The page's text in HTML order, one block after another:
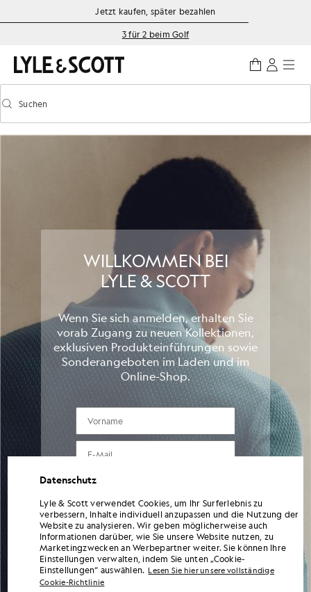
Zum Hauptinhalt springen
Informationen zur Barrierefreiheit
Jetzt kaufen, später bezahlen
3 für 2 beim Golf
Vorausschauende Suche ein-/ausschalten
Suchen
WILLKOMMEN BEI
LYLE & SCOTT
Wenn Sie sich anmelden, erhalten Sie
vorab Zugang zu neuen Kollektionen,
exklusiven Produkteinführungen sowie
Sonderangeboten im Laden und im
Online-Shop.
VORNAME
E-Mail
TELEFONNUMMER
Details übermitteln
Mit der Eingabe Ihrer Daten und der Anmeldung erklären Sie sich damit
einverstanden, Marketingmitteilungen von Lyle & Scott zu erhalten, darunter
Informationen zu neuen Kollektionen, exklusive Angebote, Werbeaktionen und
Datenschutz
Lyle & Scott verwendet Cookies, um Ihr Surferlebnis zu
verbessern, Inhalte individuell anzupassen und die Nutzung der
Website zu analysieren. Wir geben möglicherweise auch
Informationen darüber, wie Sie unsere Website nutzen, zu
Marketingzwecken an Werbepartner weiter. Sie können Ihre
Einstellungen verwalten, indem Sie unten „Cookie-
Einstellungen“ auswählen. Lesen Sie hier unsere vollständige
Cookie-Richtlinie